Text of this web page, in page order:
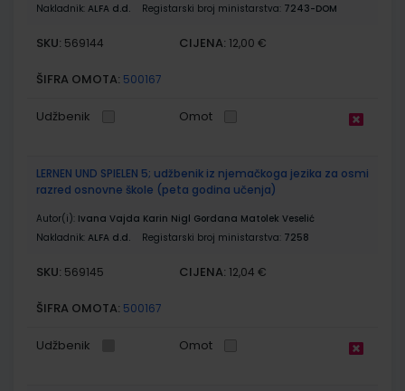
Nakladnik: ALFA d.d. Registarski broj ministarstva: 7243-DOM
SKU: 569144 CIJENA: 12,00 €
ŠIFRA OMOTA: 500167
Udžbenik Omot
LERNEN UND SPIELEN 5; udžbenik iz njemačkoga jezika za osmi
razred osnovne škole (peta godina učenja)
Autor(i): Ivana Vajda Karin Nigl Gordana Matolek Veselić
Nakladnik: ALFA d.d. Registarski broj ministarstva: 7258
SKU: 569145 CIJENA: 12,04 €
ŠIFRA OMOTA: 500167
Udžbenik Omot